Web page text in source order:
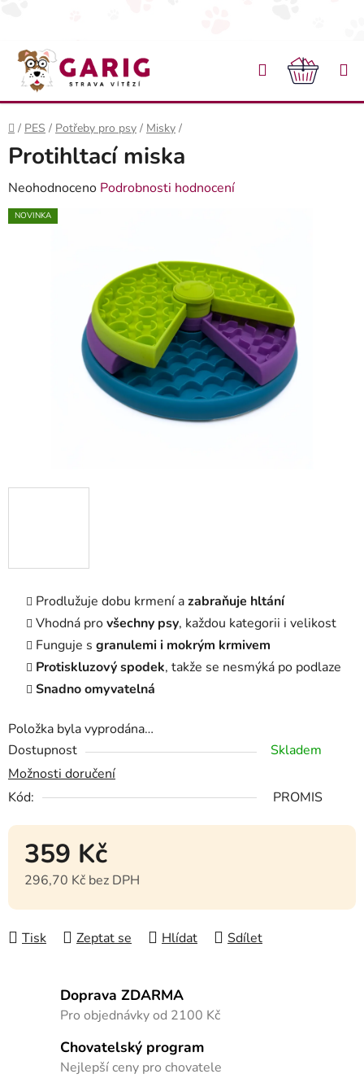
Přejít na obsah
Hledat
Domů
/ PES / Potřeby pro psy / Misky /
Prodlužuje dobu krmení azabraňuje hltání
Vhodná provšechny psy, každou kategorii i velikost
Funguje s granulemi i mokrým krmivem
Protiskluzový spodek, takže se nesmýká po podlaze
Snadno omyvatelná
Položka byla vyprodána…
Dostupnost
Skladem
Možnosti doručení
Kód:
PROMIS
359 Kč
296,70 Kč bez DPH
Měrná cena:
Tisk
Zeptat se Hlídat Sdílet
Protihltací miska
Průměrné hodnocení produktu je 0,0 z 5 hvězdiček.
Neohodnoceno Podrobnosti hodnocení
NOVINKA
Doprava ZDARMA
Pro objednávky od 2100 Kč
Chovatelský program
Nejlepší ceny pro chovatele